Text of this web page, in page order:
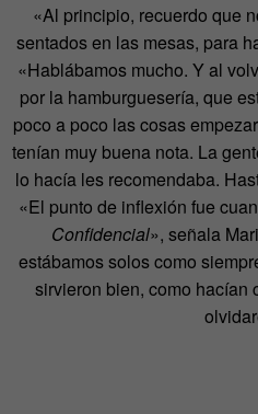
«Al principio, recuerdo que
sentados en las mesas, para
«Hablábamos mucho. Y al
por la hamburguesería, que
poco a poco las cosas
tenían muy buena nota. La
lo hacía les recomendaba.
«El punto de inflexión fue
Confidencial», señala
estábamos solos como
sirvieron bien, como hacían